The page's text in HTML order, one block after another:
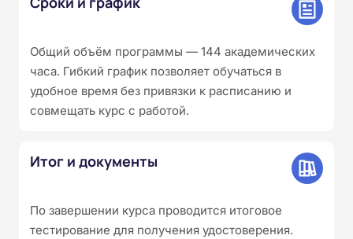
Общий объём программы — 144 академических
часа. Гибкий график позволяет обучаться в
удобное время без привязки к расписанию и
совмещать курс с работой.
Итог и документы
По завершении курса проводится итоговое
тестирование для получения удостоверения.